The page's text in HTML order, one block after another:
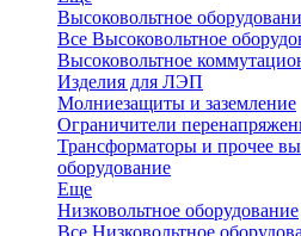
Высоковольтное
Все Высоковольтное
Высоковольтное
Изделия для ЛЭП
Молниезащиты и заземление
Ограничители
Трансформаторы и прочее
оборудование
Еще
Низковольтное оборудование
Все Низковольтное